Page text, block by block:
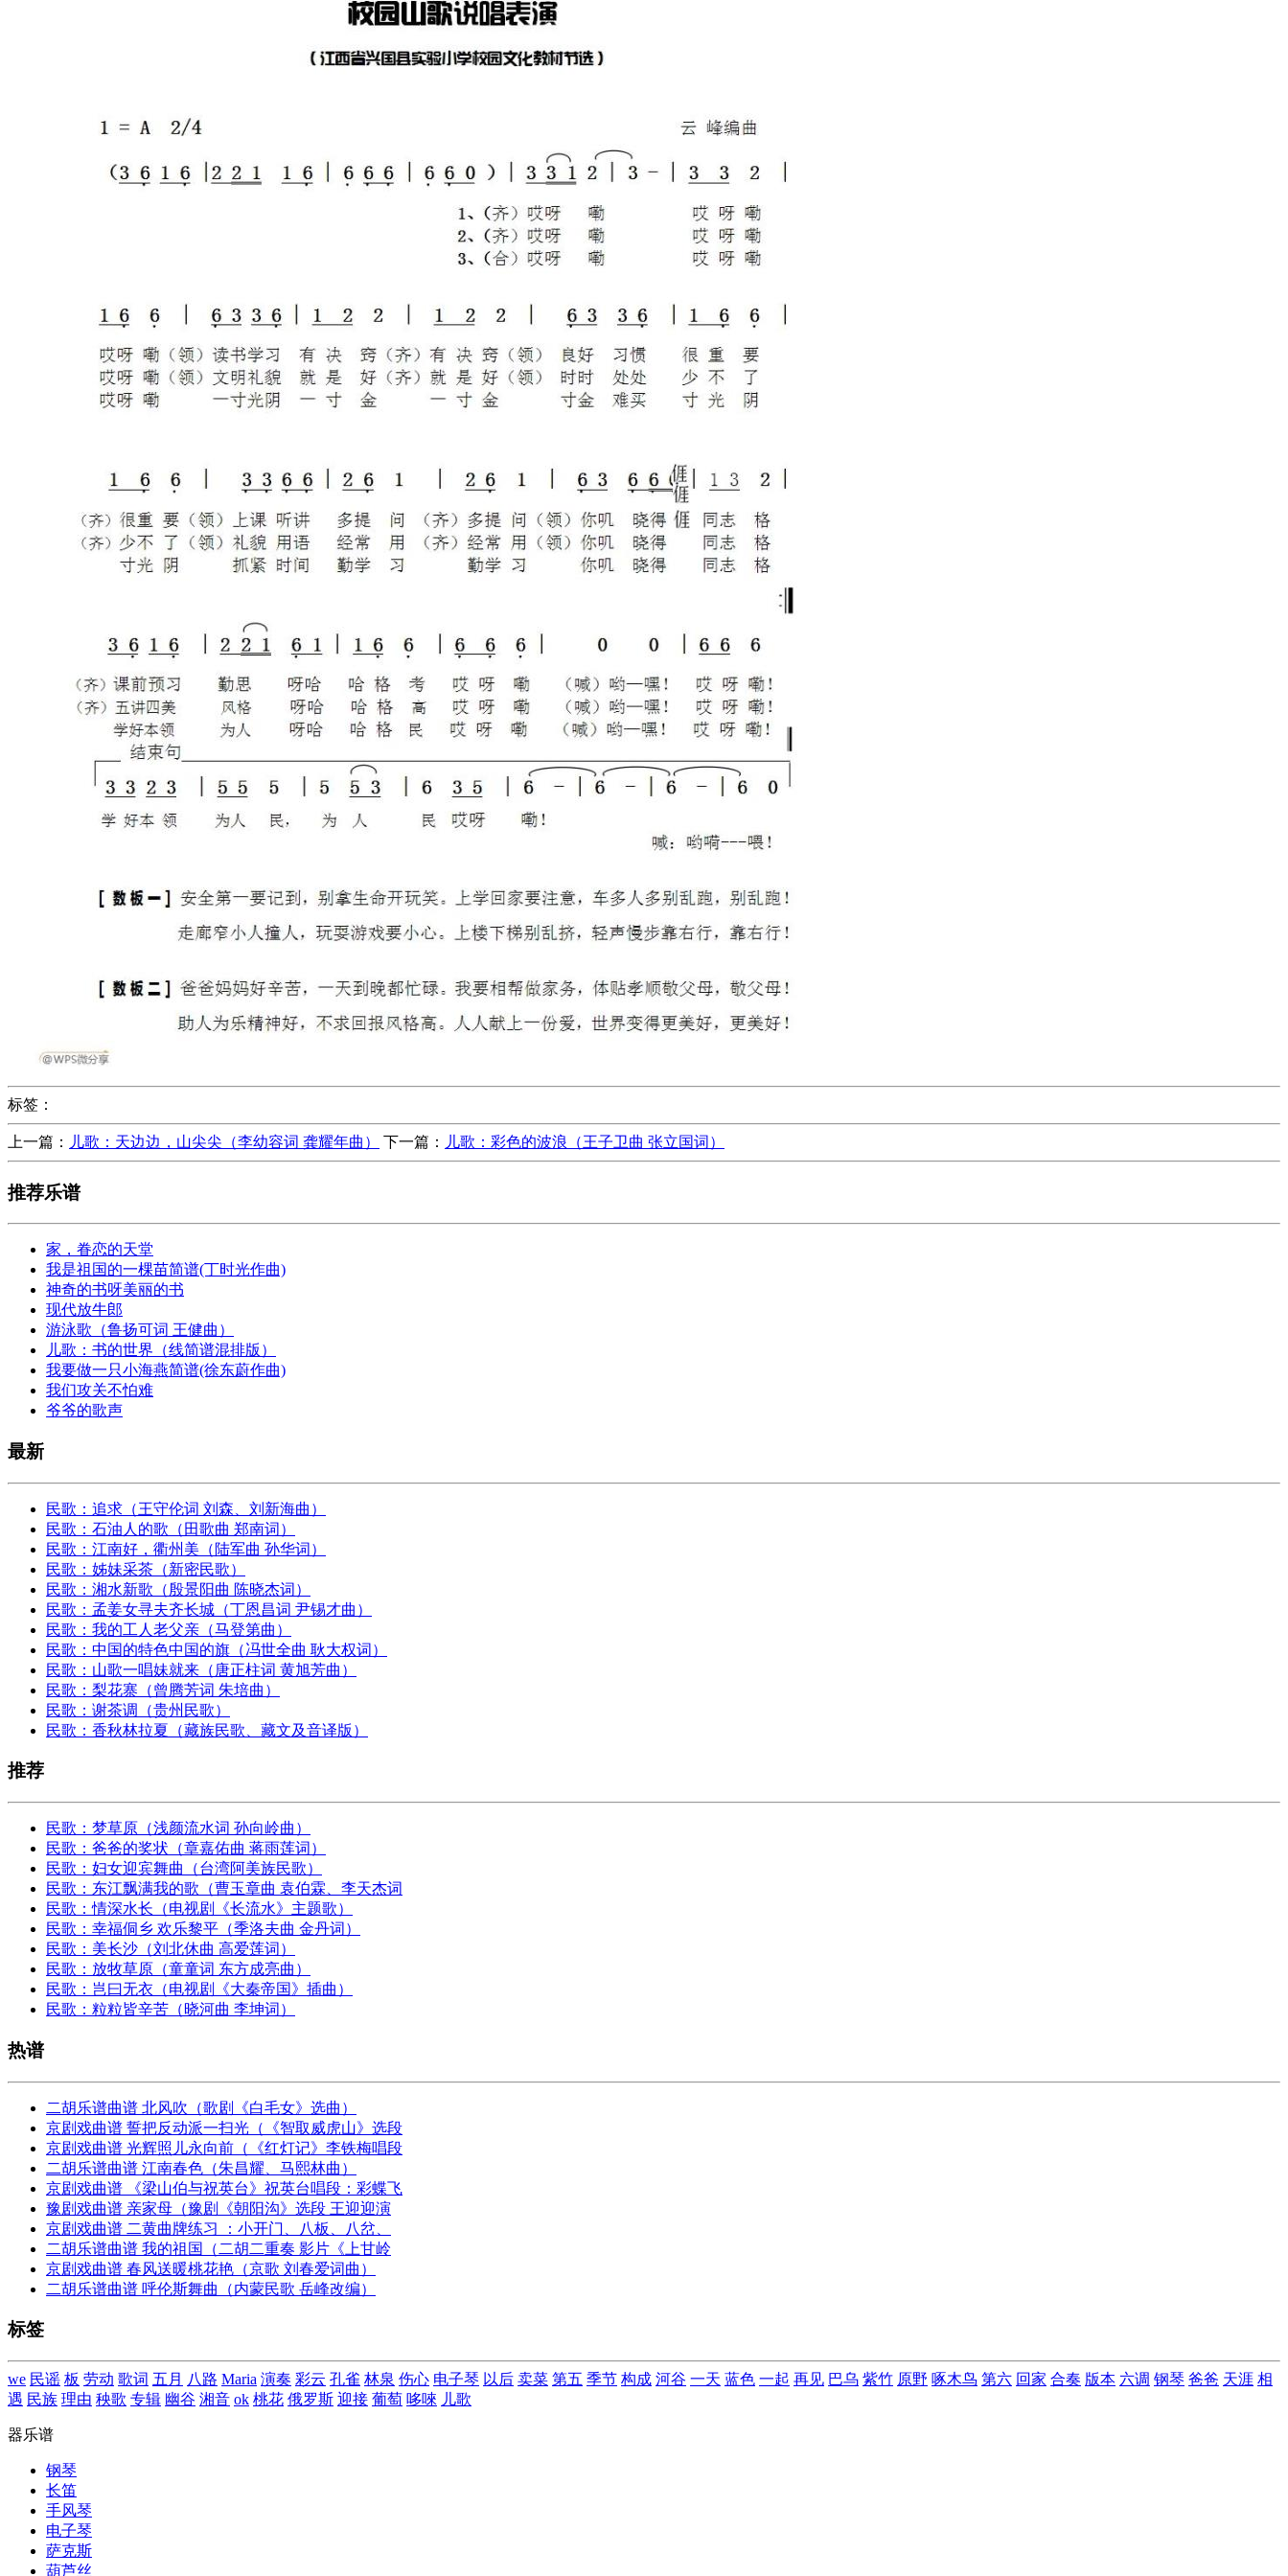
标签：
上一篇： 儿歌：天边边，山尖尖（李幼容词 龚耀年曲） 下一篇： 儿歌：彩色的波浪（王子卫曲 张立国词）
推荐乐谱
家，眷恋的天堂
我是祖国的一棵苗简谱(丁时光作曲)
神奇的书呀美丽的书
现代放牛郎
游泳歌（鲁扬可词 王健曲）
儿歌：书的世界（线简谱混排版）
我要做一只小海燕简谱(徐东蔚作曲)
我们攻关不怕难
爷爷的歌声
最新
民歌：追求（王守伦词 刘森、刘新海曲）
民歌：石油人的歌（田歌曲 郑南词）
民歌：江南好，衢州美（陆军曲 孙华词）
民歌：姊妹采茶（新密民歌）
民歌：湘水新歌（殷景阳曲 陈晓杰词）
民歌：孟姜女寻夫齐长城（丁恩昌词 尹锡才曲）
民歌：我的工人老父亲（马登第曲）
民歌：中国的特色中国的旗（冯世全曲 耿大权词）
民歌：山歌一唱妹就来（唐正柱词 黄旭芳曲）
民歌：梨花寨（曾腾芳词 朱培曲）
民歌：谢茶调（贵州民歌）
民歌：香秋林拉夏（藏族民歌、藏文及音译版）
推荐
民歌：梦草原（浅颜流水词 孙向岭曲）
民歌：爸爸的奖状（章嘉佑曲 蒋雨莲词）
民歌：妇女迎宾舞曲（台湾阿美族民歌）
民歌：东江飘满我的歌（曹玉章曲 袁伯霖、李天杰词
民歌：情深水长（电视剧《长流水》主题歌）
民歌：幸福侗乡 欢乐黎平（季洛夫曲 金丹词）
民歌：美长沙（刘北休曲 高爱莲词）
民歌：放牧草原（童童词 东方成亮曲）
民歌：岂曰无衣（电视剧《大秦帝国》插曲）
民歌：粒粒皆辛苦（晓河曲 李坤词）
热谱
二胡乐谱曲谱 北风吹（歌剧《白毛女》选曲）
京剧戏曲谱 誓把反动派一扫光（《智取威虎山》选段
京剧戏曲谱 光辉照儿永向前（《红灯记》李铁梅唱段
二胡乐谱曲谱 江南春色（朱昌耀、马熙林曲）
京剧戏曲谱 《梁山伯与祝英台》祝英台唱段：彩蝶飞
豫剧戏曲谱 亲家母（豫剧《朝阳沟》选段 王迎迎演
京剧戏曲谱 二黄曲牌练习 ：小开门、八板、八岔、
二胡乐谱曲谱 我的祖国（二胡二重奏 影片《上甘岭
京剧戏曲谱 春风送暖桃花艳（京歌 刘春爱词曲）
二胡乐谱曲谱 呼伦斯舞曲（内蒙民歌 岳峰改编）
标签
we 民谣 板 劳动 歌词 五月 八路 Maria 演奏 彩云 孔雀 林泉 伤心 电子琴 以后 卖菜 第五 季节 构成 河谷 一天 蓝色 一起 再见 巴乌 紫竹 原野 啄木鸟 第六 回家 合奏 版本 六调 钢琴 爸爸 天涯 相
遇 民族 理由 秧歌 专辑 幽谷 湘音 ok 桃花 俄罗斯 迎接 葡萄 哆唻 儿歌
器乐谱
钢琴
长笛
手风琴
电子琴
萨克斯
葫芦丝